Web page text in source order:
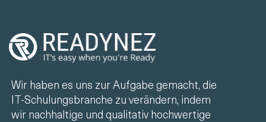
Wir haben es uns zur Aufgabe gemacht, die
IT-Schulungsbranche zu verändern, indem
wir nachhaltige und qualitativ hochwertige